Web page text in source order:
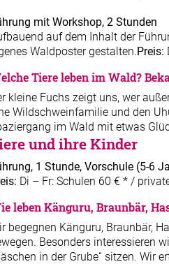
mit Workshop, 2 Stunden
auf dem Inhalt der
Waldposter gestalten.Preis:
Tiere leben im Wald?
kleine Fuchs zeigt uns, wer
Wildschweinfamilie und den
im Wald mit etwas
und ihre Kinder
1 Stunde, Vorschule (5-6
Di – Fr: Schulen 60 € * /
leben Känguru, Braunbär,
begegnen Känguru, Braunbär,
Besonders interessieren
in der Grube“ sitzen. Wir